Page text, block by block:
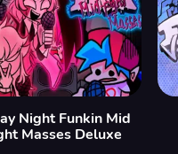
Night Funkin Mid
Masses Deluxe